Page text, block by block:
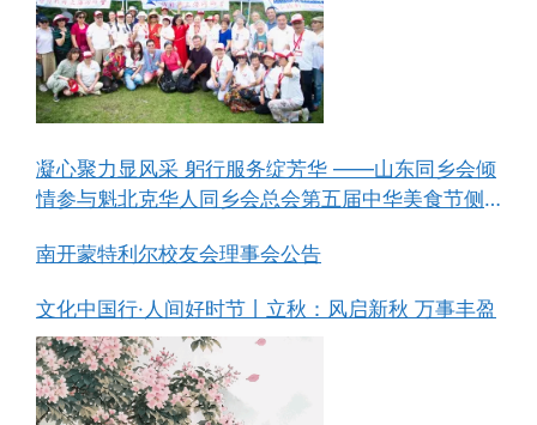
凝心聚力显风采 躬行服务绽芳华 ——山东同乡会倾
情参与魁北克华人同乡会总会第五届中华美食节侧
南开蒙特利尔校友会理事会公告
文化中国行·人间好时节丨立秋：风启新秋 万事丰盈